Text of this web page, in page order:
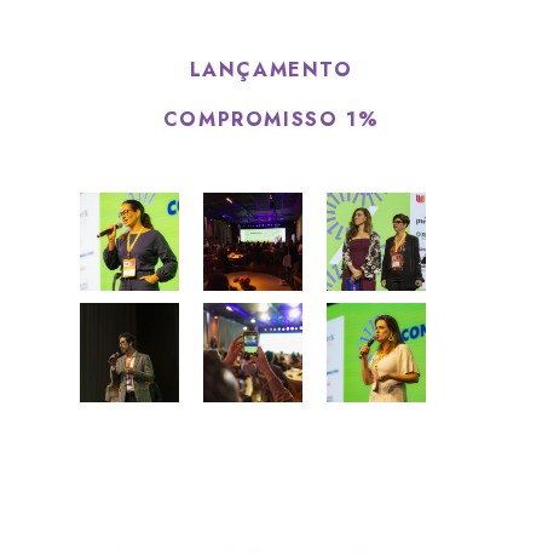
LANÇAMENTO
COMPROMISSO 1%